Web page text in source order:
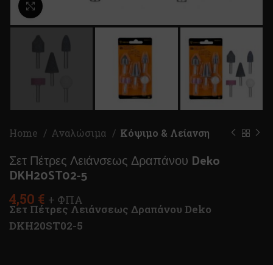
Home Αναλώσιμα Κόψιμο & Λείανση
Σετ Πέτρες Λειάνσεως Δραπάνου Deko
DKH20ST02-5
4,50 € + ΦΠΑ
Σετ Πέτρες Λειάνσεως Δραπάνου Deko
DKH20ST02-5